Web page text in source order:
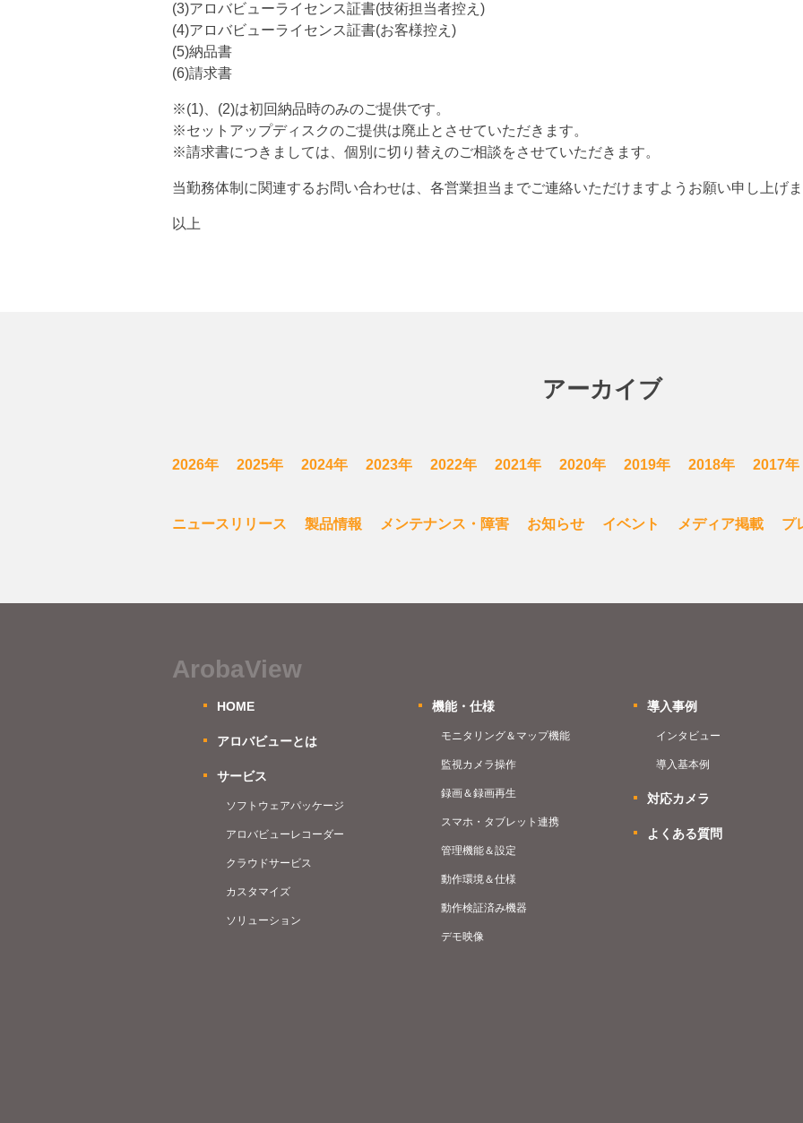
(3)アロバビューライセンス証書(技術担当者控え)
(4)アロバビューライセンス証書(お客様控え)
(5)納品書
(6)請求書
※(1)、(2)は初回納品時のみのご提供です。
※セットアップディスクのご提供は廃止とさせていただきます。
※請求書につきましては、個別に切り替えのご相談をさせていただきます。
当勤務体制に関連するお問い合わせは、各営業担当までご連絡いただけますようお願い申し上げ
以上
アーカイブ
2026年 2025年 2024年 2023年 2022年 2021年 2020年 2019年 2018年 2017年
ニュースリリース 製品情報 メンテナンス・障害 お知らせ イベント メディア掲載 プ
ArobaView
HOME
アロバビューとは
サービス
ソフトウェアパッケージ
アロバビューレコーダー
クラウドサービス
カスタマイズ
ソリューション
機能・仕様
モニタリング＆マップ機能
監視カメラ操作
録画＆録画再生
スマホ・タブレット連携
管理機能＆設定
動作環境＆仕様
動作検証済み機器
デモ映像
導入事例
インタビュー
導入基本例
対応カメラ
よくある質問